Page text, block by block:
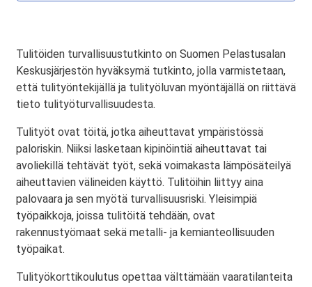
Tulitöiden turvallisuustutkinto on Suomen Pelastusalan
Keskusjärjestön hyväksymä tutkinto, jolla varmistetaan,
että tulityöntekijällä ja tulityöluvan myöntäjällä on riittävä
tieto tulityöturvallisuudesta.
Tulityöt ovat töitä, jotka aiheuttavat ympäristössä
paloriskin. Niiksi lasketaan kipinöintiä aiheuttavat tai
avoliekillä tehtävät työt, sekä voimakasta lämpösäteilyä
aiheuttavien välineiden käyttö. Tulitöihin liittyy aina
palovaara ja sen myötä turvallisuusriski. Yleisimpiä
työpaikkoja, joissa tulitöitä tehdään, ovat
rakennustyömaat sekä metalli- ja kemianteollisuuden
työpaikat.
Tulityökorttikoulutus opettaa välttämään vaaratilanteita